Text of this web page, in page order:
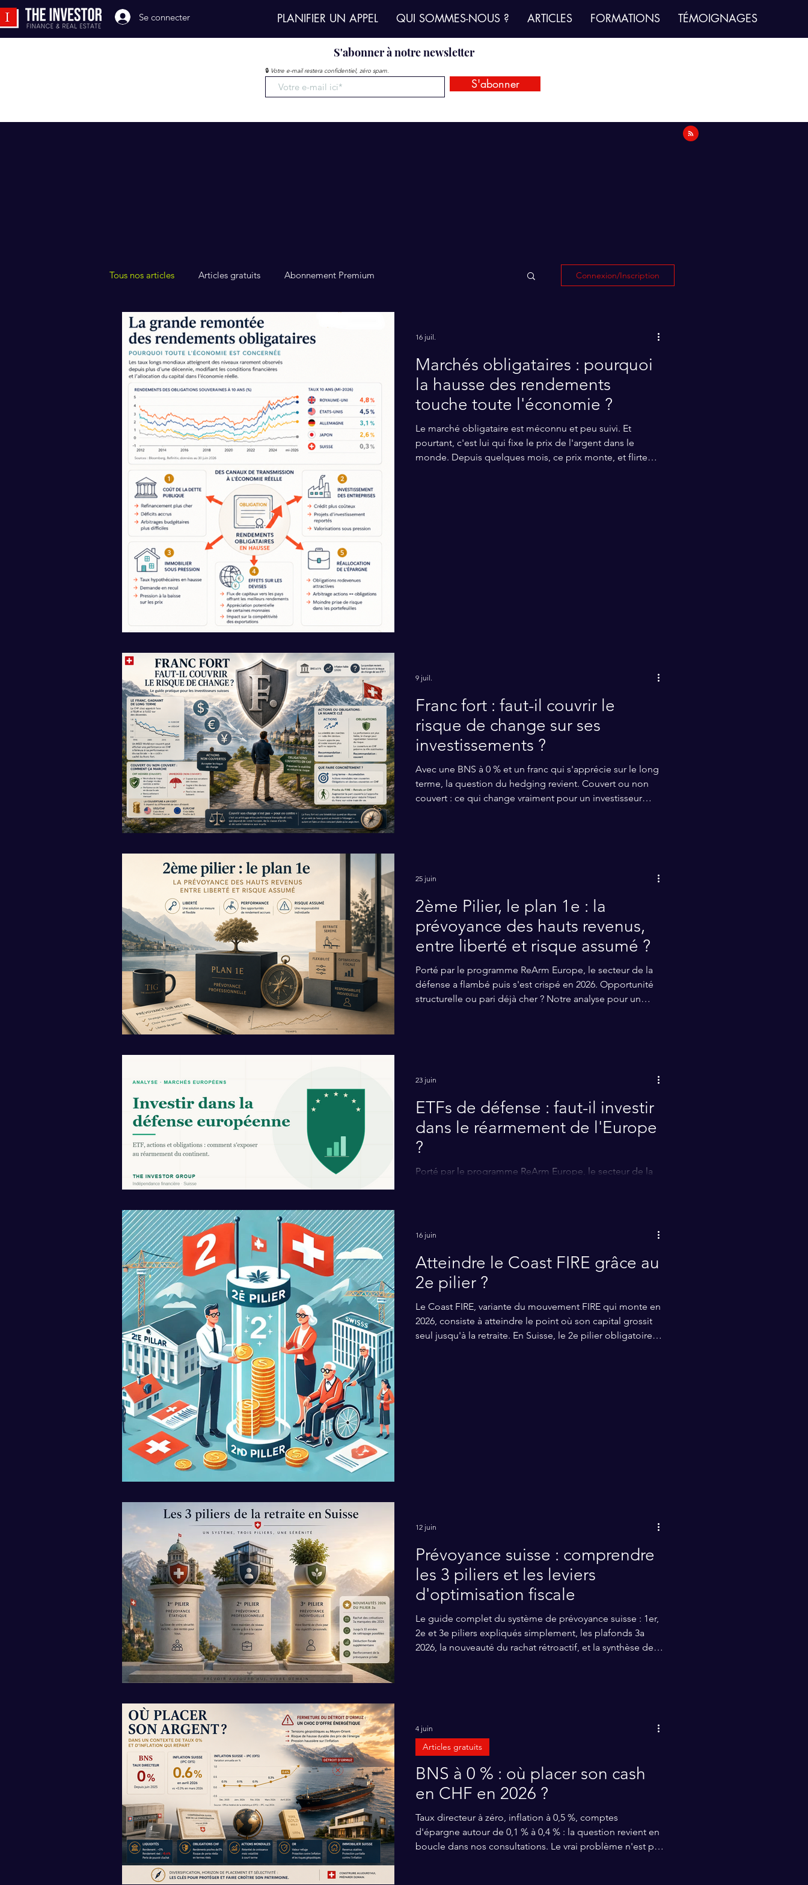
Se connecter PLANIFIER UN APPEL QUI SOMMES-NOUS ? ARTICLES FORMATIONS TÉMOIGNAGES
S'abonner à notre newsletter
🔒 Votre e-mail restera confidentiel, zéro spam.
S'abonner
Tous nos articles Articles gratuits Abonnement Premium Connexion/Inscription
Marchés obligataires : pourquoi
la hausse des rendements
touche toute l'économie ?
Le marché obligataire est méconnu et peu suivi. Et
pourtant, c'est lui qui fixe le prix de l'argent dans le
monde. Depuis quelques mois, ce prix monte, et flirte
16 juil.
Franc fort : faut-il couvrir le
risque de change sur ses
investissements ?
Avec une BNS à 0 % et un franc qui s'apprécie sur le long
terme, la question du hedging revient. Couvert ou non
couvert : ce qui change vraiment pour un investisseur
9 juil.
2ème Pilier, le plan 1e : la
prévoyance des hauts revenus,
entre liberté et risque assumé ?
Porté par le programme ReArm Europe, le secteur de la
défense a flambé puis s'est crispé en 2026. Opportunité
structurelle ou pari déjà cher ? Notre analyse pour un
25 juin
ETFs de défense : faut-il investir
dans le réarmement de l'Europe
?
Porté par le programme ReArm Europe, le secteur de la
23 juin
Atteindre le Coast FIRE grâce au
2e pilier ?
Le Coast FIRE, variante du mouvement FIRE qui monte en
2026, consiste à atteindre le point où son capital grossit
seul jusqu'à la retraite. En Suisse, le 2e pilier obligatoire
16 juin
Prévoyance suisse : comprendre
les 3 piliers et les leviers
d'optimisation fiscale
Le guide complet du système de prévoyance suisse : 1er,
2e et 3e piliers expliqués simplement, les plafonds 3a
2026, la nouveauté du rachat rétroactif, et la synthèse des
12 juin
BNS à 0 % : où placer son cash
en CHF en 2026 ?
Taux directeur à zéro, inflation à 0,5 %, comptes
d'épargne autour de 0,1 % à 0,4 % : la question revient en
boucle dans nos consultations. Le vrai problème n'est pas
Articles gratuits
4 juin